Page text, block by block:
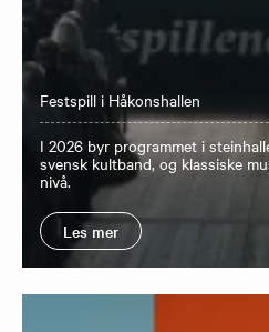
Festspill i Håkonshallen
I 2026 byr programmet i
svensk kultband, og klassiske
nivå.
Les mer